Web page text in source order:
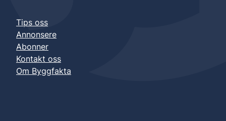
Tips oss
Annonsere
Abonner
Kontakt oss
Om Byggfakta